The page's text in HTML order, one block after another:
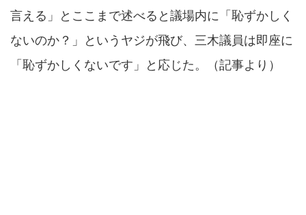
言える」とここまで述べると議場内に「恥ずかしく
ないのか？」というヤジが飛び、三木議員は即座に
「恥ずかしくないです」と応じた。（記事より）